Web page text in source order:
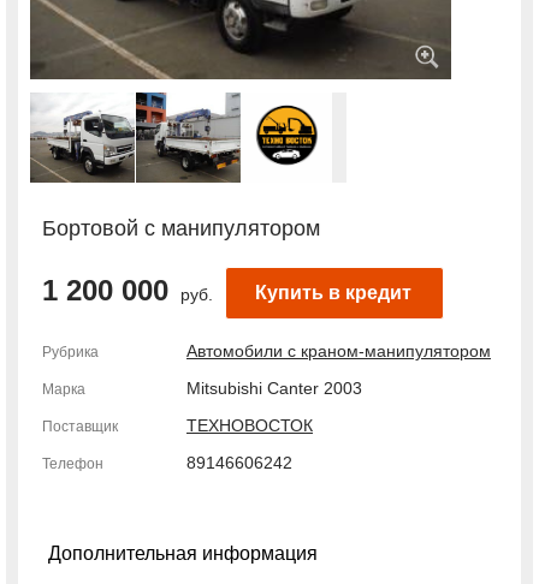
Бортовой с манипулятором
1 200 000 руб. Купить в кредит
Рубрика Автомобили с краном-манипулятором
Марка Mitsubishi Canter 2003
Поставщик ТЕХНОВОСТОК
Телефон 89146606242
Дополнительная информация